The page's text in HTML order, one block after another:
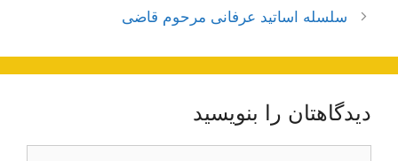
سلسله اساتید عرفانی مرحوم قاضی
دیدگاهتان را بنویسید